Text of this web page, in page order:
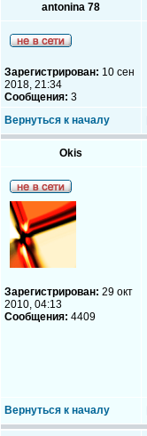
antonina 78
Зарегистрирован: 10 сен
2018, 21:34
Сообщения: 3
Вернуться к началу
Okis
Зарегистрирован: 29 окт
2010, 04:13
Сообщения: 4409
Вернуться к началу